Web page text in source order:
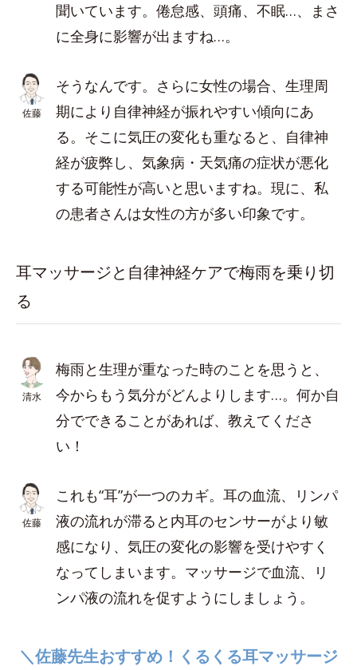
聞いています。倦怠感、頭痛、不眠…、まさ
に全身に影響が出ますね…。
佐藤
そうなんです。さらに女性の場合、生理周
期により自律神経が振れやすい傾向にあ
る。そこに気圧の変化も重なると、自律神
経が疲弊し、気象病・天気痛の症状が悪化
する可能性が高いと思いますね。現に、私
の患者さんは女性の方が多い印象です。
耳マッサージと自律神経ケアで梅雨を乗り切
る
清水
梅雨と生理が重なった時のことを思うと、
今からもう気分がどんよりします…。何か自
分でできることがあれば、教えてくださ
い！
佐藤
これも“耳”が一つのカギ。耳の血流、リンパ
液の流れが滞ると内耳のセンサーがより敏
感になり、気圧の変化の影響を受けやすく
なってしまいます。マッサージで血流、リ
ンパ液の流れを促すようにしましょう。
＼佐藤先生おすすめ！くるくる耳マッサージ